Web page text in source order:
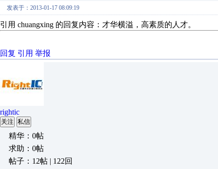
发表于：2013-01-17 08:09:19
引用 chuangxing 的回复内容：才华横溢，高素质的人才。
回复 引用 举报
rightic
关注 私信
精华：0帖
求助：0帖
帖子：12帖 | 122回